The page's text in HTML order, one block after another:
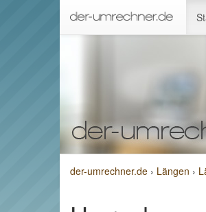
der-umrechner.de › Längen ›